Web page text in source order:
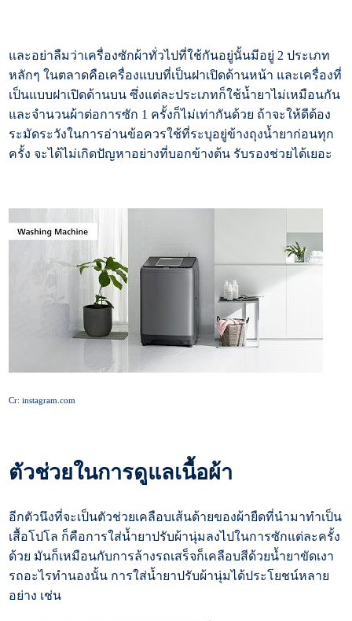
และอย่าลืมว่าเครื่องซักผ้าทั่วไปที่ใช้กันอยู่นั้นมีอยู่ 2 ประเภท
หลักๆ ในตลาดคือเครื่องแบบที่เป็นฝาเปิดด้านหน้า และเครื่องที่
เป็นแบบฝาเปิดด้านบน ซึ่งแต่ละประเภทก็ใช้น้ำยาไม่เหมือนกัน
และจำนวนผ้าต่อการซัก 1 ครั้งก็ไม่เท่ากันด้วย ถ้าจะให้ดีต้อง
ระมัดระวังในการอ่านข้อควรใช้ที่ระบุอยู่ข้างถุงน้ำยาก่อนทุก
ครั้ง จะได้ไม่เกิดปัญหาอย่างที่บอกข้างต้น รับรองช่วยได้เยอะ
Cr: instagram.com
ตัวช่วยในการดูแลเนื้อผ้า
อีกตัวนึงที่จะเป็นตัวช่วยเคลือบเส้นด้ายของผ้ายืดที่นำมาทำเป็น
เสื้อโปโล ก็คือการใส่น้ำยาปรับผ้านุ่มลงไปในการซักแต่ละครั้ง
ด้วย มันก็เหมือนกับการล้างรถเสร็จก็เคลือบสีด้วยน้ำยาขัดเงา
รถอะไรทำนองนั้น การใส่น้ำยาปรับผ้านุ่มได้ประโยชน์หลาย
อย่าง เช่น